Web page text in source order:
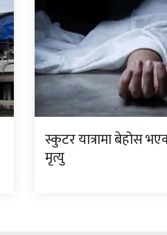
स्कुटर यात्रामा बेहोस
मृत्यु